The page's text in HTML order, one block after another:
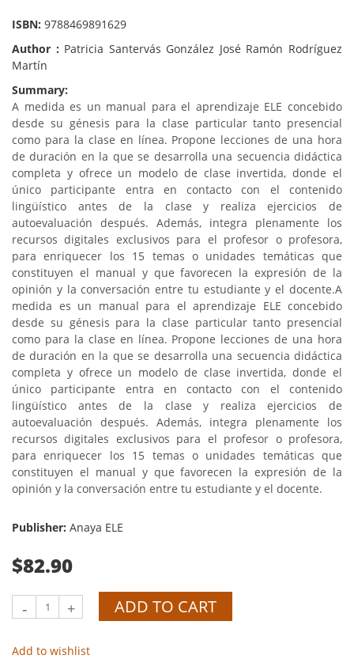
ISBN: 9788469891629
Author : Patricia Santervás González José Ramón Rodríguez
Martín
Summary:
A medida es un manual para el aprendizaje ELE concebido
desde su génesis para la clase particular tanto presencial
como para la clase en línea. Propone lecciones de una hora
de duración en la que se desarrolla una secuencia didáctica
completa y ofrece un modelo de clase invertida, donde el
único participante entra en contacto con el contenido
lingüístico antes de la clase y realiza ejercicios de
autoevaluación después. Además, integra plenamente los
recursos digitales exclusivos para el profesor o profesora,
para enriquecer los 15 temas o unidades temáticas que
constituyen el manual y que favorecen la expresión de la
opinión y la conversación entre tu estudiante y el docente.A
medida es un manual para el aprendizaje ELE concebido
desde su génesis para la clase particular tanto presencial
como para la clase en línea. Propone lecciones de una hora
de duración en la que se desarrolla una secuencia didáctica
completa y ofrece un modelo de clase invertida, donde el
único participante entra en contacto con el contenido
lingüístico antes de la clase y realiza ejercicios de
autoevaluación después. Además, integra plenamente los
recursos digitales exclusivos para el profesor o profesora,
para enriquecer los 15 temas o unidades temáticas que
constituyen el manual y que favorecen la expresión de la
opinión y la conversación entre tu estudiante y el docente.
Publisher: Anaya ELE
$82.90
- + ADD TO CART
Add to wishlist